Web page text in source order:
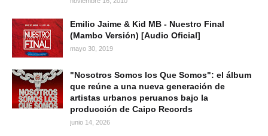
Emilio Jaime & Kid MB - Nuestro Final
(Mambo Versión) [Audio Oficial]
mayo 30, 2019
"Nosotros Somos los Que Somos": el álbum
que reúne a una nueva generación de
artistas urbanos peruanos bajo la
producción de Caipo Records
junio 14, 2026